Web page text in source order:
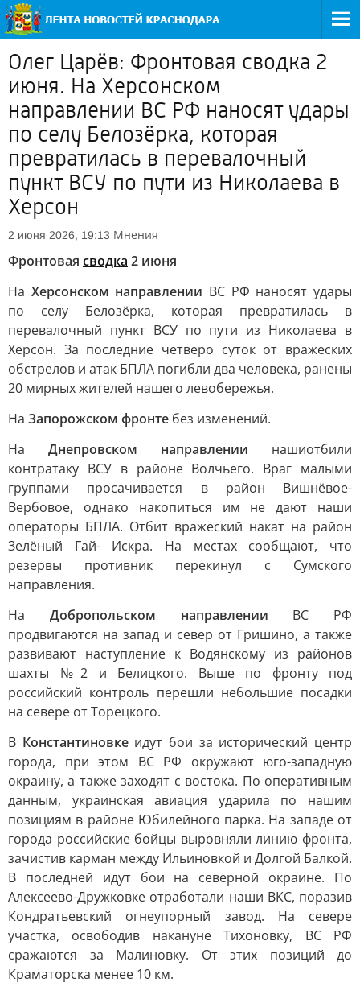
Олег Царёв: Фронтовая сводка 2
июня. На Херсонском
направлении ВС РФ наносят удары
по селу Белозёрка, которая
превратилась в перевалочный
пункт ВСУ по пути из Николаева в
Херсон
2 июня 2026, 19:13 Мнения
Фронтовая сводка 2 июня
На Херсонском направлении ВС РФ наносят удары
по селу Белозёрка, которая превратилась в
перевалочный пункт ВСУ по пути из Николаева в
Херсон. За последние четверо суток от вражеских
обстрелов и атак БПЛА погибли два человека, ранены
20 мирных жителей нашего левобережья.
На Запорожском фронте без изменений.
На Днепровском направлении нашиотбили
контратаку ВСУ в районе Волчьего. Враг малыми
группами просачивается в район Вишнёвое-
Вербовое, однако накопиться им не дают наши
операторы БПЛА. Отбит вражеский накат на район
Зелёный Гай- Искра. На местах сообщают, что
резервы противник перекинул с Сумского
направления.
На Добропольском направлении ВС РФ
продвигаются на запад и север от Гришино, а также
развивают наступление к Водянскому из районов
шахты №2 и Белицкого. Выше по фронту под
российский контроль перешли небольшие посадки
на севере от Торецкого.
В Константиновкеидут бои за исторический центр
города, при этом ВС РФ окружают юго-западную
окраину, а также заходят с востока. По оперативным
данным, украинская авиация ударила по нашим
позициям в районе Юбилейного парка. На западе от
города российские бойцы выровняли линию фронта,
зачистив карман между Ильиновкой и Долгой Балкой.
В последней идут бои на северной окраине. По
Алексеево-Дружковке отработали наши ВКС, поразив
Кондратьевский огнеупорный завод. На севере
участка, освободив накануне Тихоновку, ВС РФ
сражаются за Малиновку. От этих позиций до
Краматорска менее 10 км.